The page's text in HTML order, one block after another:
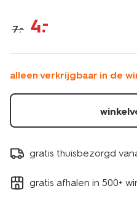
hobby/knuffels/pluche-
monster-
15100548.html
7.– 4.–
alleen verkrijgbaar in de
gratis thuisbezorgd
gratis afhalen in 500+